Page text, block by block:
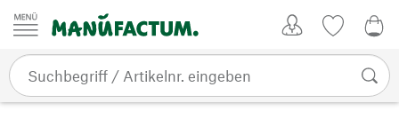
Zum Inhalt springen